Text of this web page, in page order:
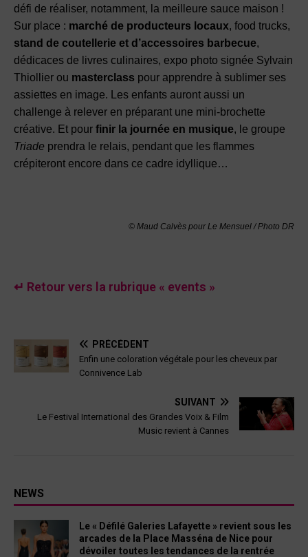
défi de réaliser, notamment, la meilleure sauce maison !
Sur place : marché de producteurs locaux, food trucks,
stand de coutellerie et d’accessoires barbecue,
dédicaces de livres culinaires, expo photo signée Sylvain
Thiollier ou masterclass pour apprendre à sublimer ses
assiettes en image. Les enfants auront aussi un
challenge à relever en préparant une mini-brochette
créative. Et pour finir la journée en musique, le groupe
Triade prendra le relais, pendant que les flammes
crépiteront encore dans ce cadre idyllique…
© Maud Calvès pour Le Mensuel / Photo DR
↵ Retour vers la rubrique « events »
PRÉCÉDENT
Enfin une coloration végétale pour les cheveux par
Connivence Lab
SUIVANT
Le Festival International des Grandes Voix & Film
Music revient à Cannes
NEWS
Le « Défilé Galeries Lafayette » revient sous les
arcades de la Place Masséna de Nice pour
dévoiler toutes les tendances de la rentrée